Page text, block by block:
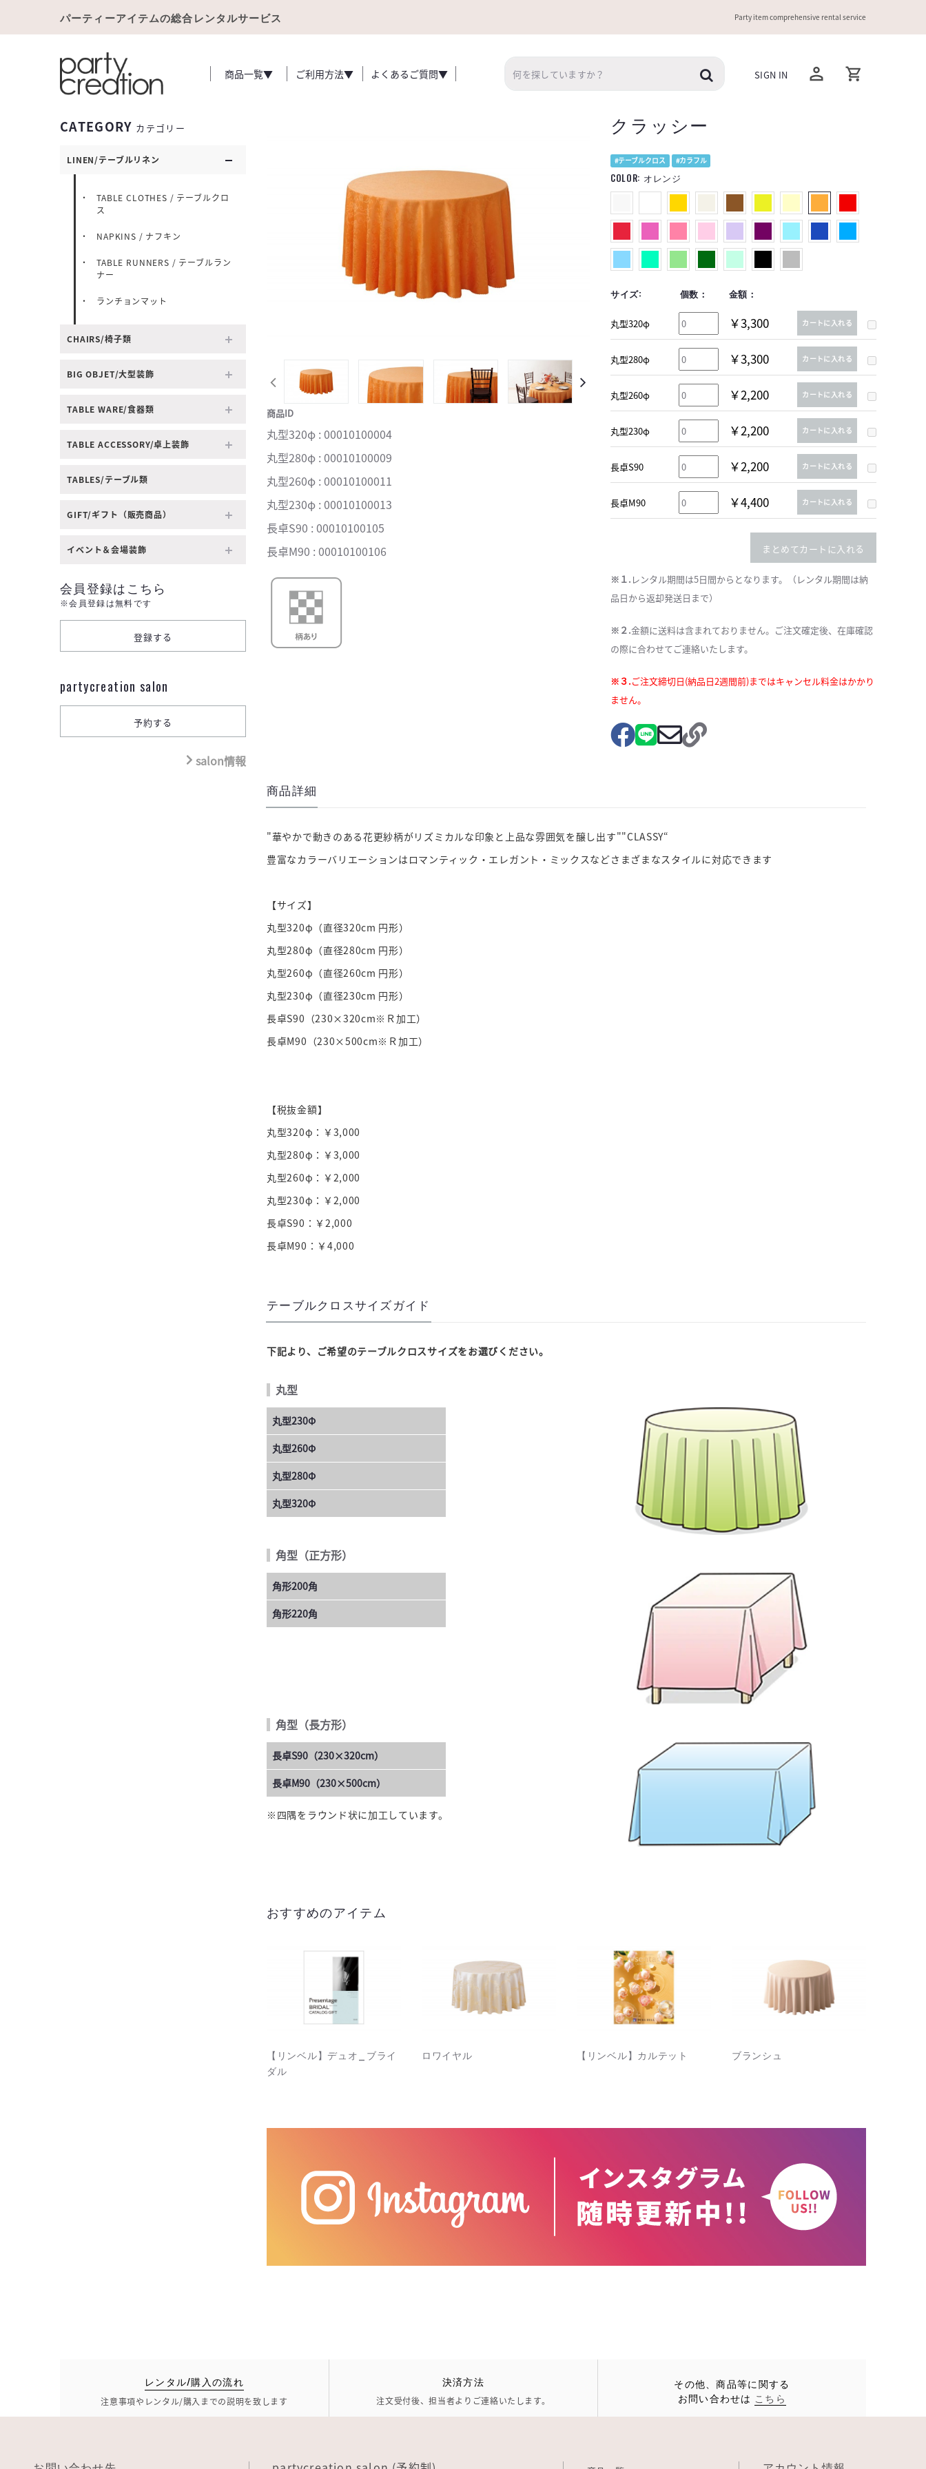
パーティーアイテムの総合レンタルサービス Party item comprehensive rental service
商品一覧▼ ご利用方法▼ よくあるご質問▼ SIGN IN
CATEGORY カテゴリー
LINEN/テーブルリネン
TABLE CLOTHES / テーブルクロ
ス
NAPKINS / ナフキン
TABLE RUNNERS / テーブルラン
ナー
ランチョンマット
CHAIRS/椅子類
BIG OBJET/大型装飾
TABLE WARE/食器類
TABLE ACCESSORY/卓上装飾
TABLES/テーブル類
GIFT/ギフト（販売商品）
イベント＆会場装飾
会員登録はこちら
※会員登録は無料です
partycreation salon
salon情報
商品ID
丸型320φ : 00010100004
丸型280φ : 00010100009
丸型260φ : 00010100011
丸型230φ : 00010100013
長卓S90 : 00010100105
長卓M90 : 00010100106
クラッシー
#テーブルクロス #カラフル
COLOR: オレンジ
サイズ: 個数： 金額：
丸型320φ ￥3,300 カートに入れる
丸型280φ ￥3,300 カートに入れる
丸型260φ ￥2,200 カートに入れる
丸型230φ ￥2,200 カートに入れる
長卓S90 ￥2,200 カートに入れる
長卓M90 ￥4,400 カートに入れる
まとめてカートに入れる
※１. レンタル期間は5日間からとなります。（レンタル期間は納
品日から返却発送日まで）
※２.金額に送料は含まれておりません。ご注文確定後、在庫確認
の際に合わせてご連絡いたします。
※３.ご注文締切日(納品日2週間前)まではキャンセル料金はかかり
ません。
商品詳細
"華やかで動きのある花更紗柄がリズミカルな印象と上品な雰囲気を醸し出す""CLASSY“
豊富なカラーバリエーションはロマンティック・エレガント・ミックスなどさまざまなスタイルに対応できます
【サイズ】
丸型320φ（直径320cm 円形）
丸型280φ（直径280cm 円形）
丸型260φ（直径260cm 円形）
丸型230φ（直径230cm 円形）
長卓S90（230×320cm※Ｒ加工）
長卓M90（230×500cm※Ｒ加工）
【税抜金額】
丸型320φ：￥3,000
丸型280φ：￥3,000
丸型260φ：￥2,000
丸型230φ：￥2,000
長卓S90：￥2,000
長卓M90：￥4,000
テーブルクロスサイズガイド
下記より、ご希望のテーブルクロスサイズをお選びください。
丸型
丸型230Φ
丸型260Φ
丸型280Φ
丸型320Φ
角型（正方形）
角形200角
角形220角
角型（長方形）
長卓S90（230×320cm）
長卓M90（230×500cm）
※四隅をラウンド状に加工しています。
おすすめのアイテム
【リンベル】デュオ_ブライ
ダル
ロワイヤル 【リンベル】カルテット ブランシュ
レンタル/購入の流れ
注意事項やレンタル/購入までの説明を致します
決済方法
注文受付後、担当者よりご連絡いたします。
その他、商品等に関する
お問い合わせは こちら